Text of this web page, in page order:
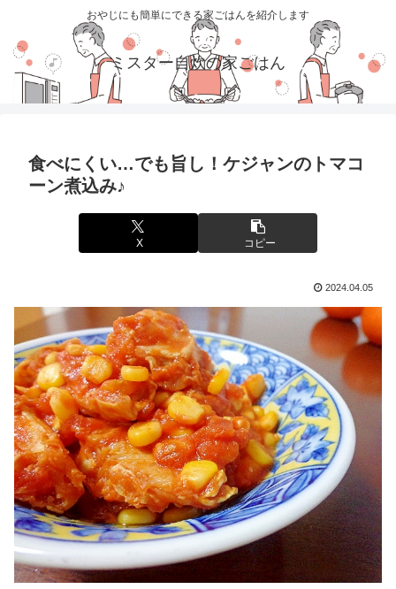
おやじにも簡単にできる家ごはんを紹介します
ミスター自炊の家ごはん
食べにくい…でも旨し！ケジャンのトマコ
ーン煮込み♪
X コピー
2024.04.05